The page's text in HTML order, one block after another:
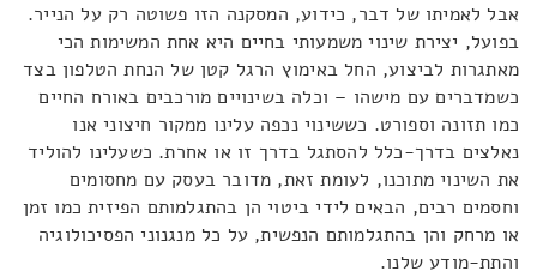
אבל לאמיתו של דבר, כידוע, המסקנה הזו פשוטה רק על הנייר.
בפועל, יצירת שינוי משמעותי בחיים היא אחת המשימות הכי
מאתגרות לביצוע, החל באימוץ הרגל קטן של הנחת הטלפון בצד
כשמדברים עם מישהו – וכלה בשינויים מורכבים באורח החיים
כמו תזונה וספורט. כששינוי נכפה עלינו ממקור חיצוני אנו
נאלצים בדרך-כלל להסתגל בדרך זו או אחרת. כשעלינו להוליד
את השינוי מתוכנו, לעומת זאת, מדובר בעסק עם מחסומים
וחסמים רבים, הבאים לידי ביטוי הן בהתגלמותם הפיזית כמו זמן
או מרחק והן בהתגלמותם הנפשית, על כל מנגנוני הפסיכולוגיה
והתת-מודע שלנו.